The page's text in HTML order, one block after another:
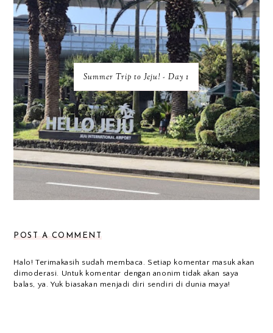
Summer Trip to Jeju! - Day 1
POST A COMMENT
Halo! Terimakasih sudah membaca. Setiap komentar masuk akan
dimoderasi. Untuk komentar dengan anonim tidak akan saya
balas, ya. Yuk biasakan menjadi diri sendiri di dunia maya!